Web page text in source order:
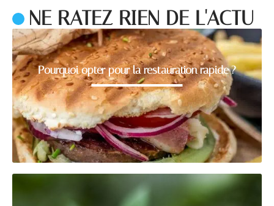
NE RATEZ RIEN DE L'ACTU
Pourquoi opter pour la restauration rapide ?